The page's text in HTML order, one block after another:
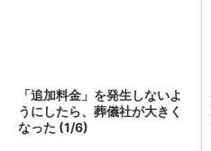
「追加料金」を発生しないよ
うにしたら、葬儀社が大きく
なった (1/6)